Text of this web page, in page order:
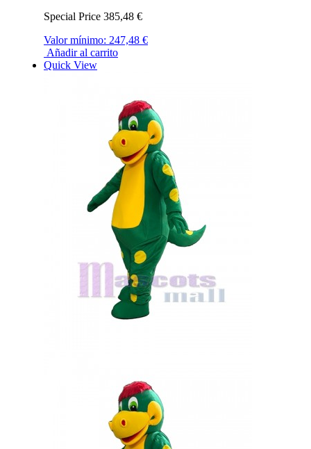
Special Price 385,48 €
Valor mínimo: 247,48 €
Añadir al carrito
Quick View